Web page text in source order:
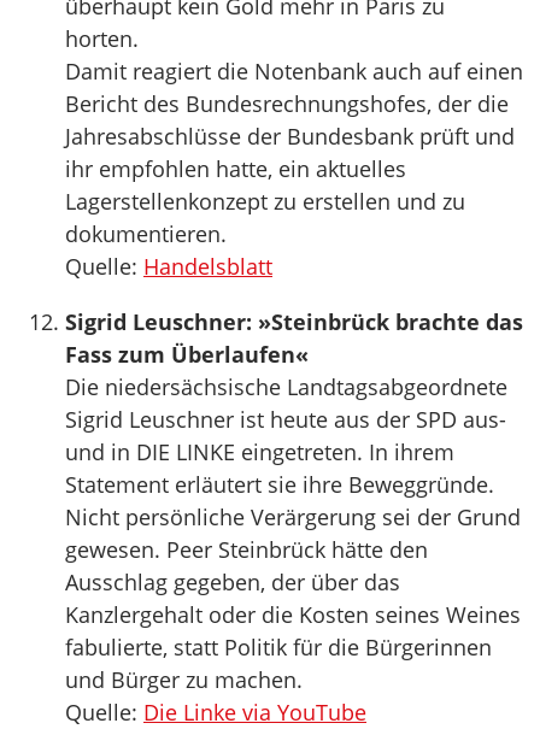
überhaupt kein Gold mehr in Paris zu
horten.
Damit reagiert die Notenbank auch auf einen
Bericht des Bundesrechnungshofes, der die
Jahresabschlüsse der Bundesbank prüft und
ihr empfohlen hatte, ein aktuelles
Lagerstellenkonzept zu erstellen und zu
dokumentieren.
Quelle: Handelsblatt
Sigrid Leuschner: »Steinbrück brachte das
Fass zum Überlaufen«
Die niedersächsische Landtagsabgeordnete
Sigrid Leuschner ist heute aus der SPD aus-
und in DIE LINKE eingetreten. In ihrem
Statement erläutert sie ihre Beweggründe.
Nicht persönliche Verärgerung sei der Grund
gewesen. Peer Steinbrück hätte den
Ausschlag gegeben, der über das
Kanzlergehalt oder die Kosten seines Weines
fabulierte, statt Politik für die Bürgerinnen
und Bürger zu machen.
Quelle: Die Linke via YouTube